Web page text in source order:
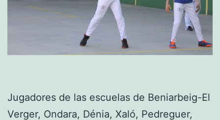
Jugadores de las escuelas de Beniarbeig-El
Verger, Ondara, Dénia, Xaló, Pedreguer,